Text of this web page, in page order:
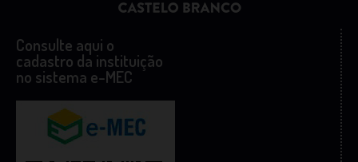
Consulte aqui o
cadastro da instituição
no sistema e-MEC